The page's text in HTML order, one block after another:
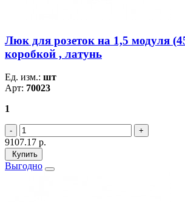
Люк для розеток на 1,5 модуля
коробкой , латунь
Ед. изм.: шт
Арт: 70023
1
9107.17 р.
Купить
Выгодно